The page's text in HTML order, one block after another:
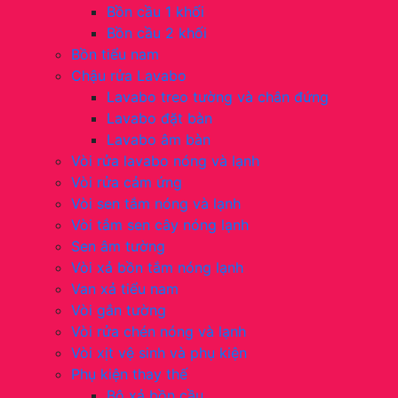
Bồn cầu 1 khối
Bồn cầu 2 khối
Bồn tiểu nam
Chậu rửa Lavabo
Lavabo treo tường và chân đứng
Lavabo đặt bàn
Lavabo âm bàn
Vòi rửa lavabo nóng và lạnh
Vòi rửa cảm ứng
Vòi sen tắm nóng và lạnh
Vòi tắm sen cây nóng lạnh
Sen âm tường
Vòi xả bồn tắm nóng lạnh
Van xả tiểu nam
Vòi gắn tường
Vòi rửa chén nóng và lạnh
Vòi xịt vệ sinh và phụ kiện
Phụ kiện thay thế